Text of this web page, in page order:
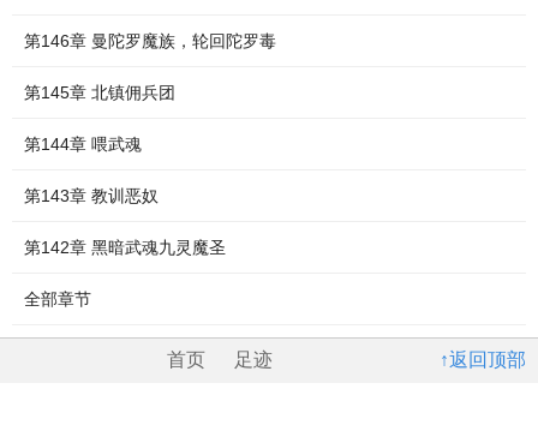
第146章 曼陀罗魔族，轮回陀罗毒
第145章 北镇佣兵团
第144章 喂武魂
第143章 教训恶奴
第142章 黑暗武魂九灵魔圣
全部章节
↑返回顶部
首页 足迹